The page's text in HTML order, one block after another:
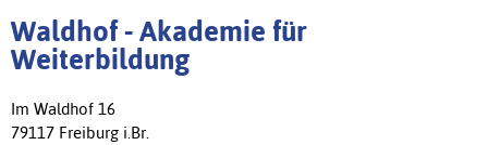
Waldhof - Akademie für
Weiterbildung
Im Waldhof 16
79117 Freiburg i.Br.